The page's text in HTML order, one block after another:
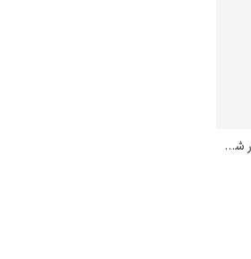
ماهیگیری در شب مهتابی – کارل لوچر